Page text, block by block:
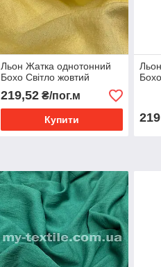
Льон Жатка однотонний
Бохо Світло жовтий
219,52₴/пог.м
Купити